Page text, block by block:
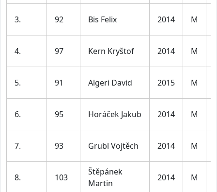
3. 92 Bis Felix 2014 M
4. 97 Kern Kryštof 2014 M
5. 91 Algeri David 2015 M
6. 95 Horáček Jakub 2014 M
7. 93 Grubl Vojtěch 2014 M
8. 103
Štěpánek
Martin
2014 M